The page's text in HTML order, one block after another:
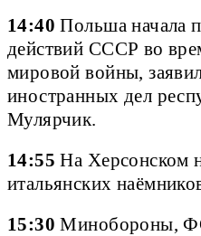
14:40 Польша начала
действий СССР во
мировой войны,
иностранных дел
Мулярчик.
14:55 На Херсонском
итальянских
15:30 Минобороны,